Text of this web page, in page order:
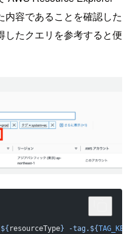
容であることを確認した
したクエリを参考すると便
resourceType} -tag.${